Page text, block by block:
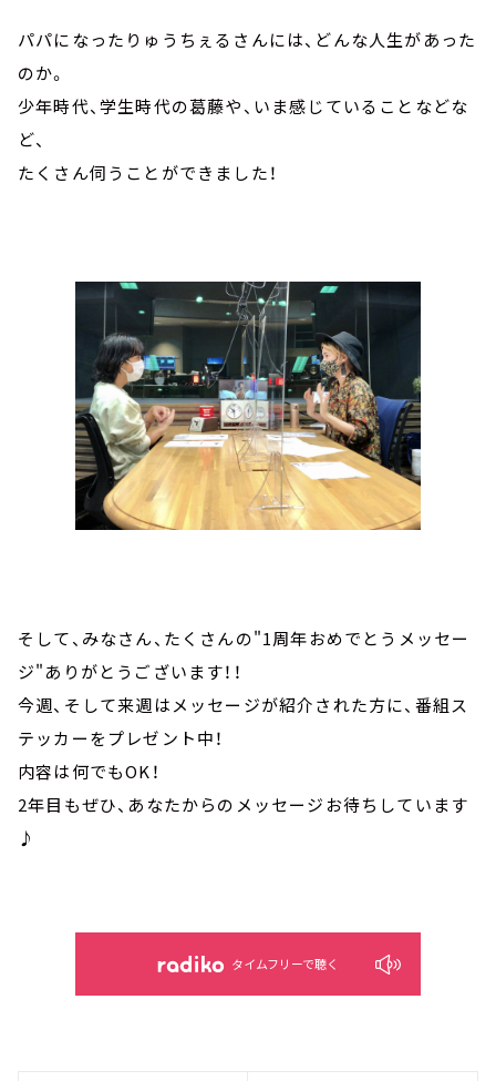
パパになったりゅうちぇるさんには、どんな人生があった
のか。
少年時代、学生時代の葛藤や、いま感じていることなどな
ど、
たくさん伺うことができました！
そして、みなさん、たくさんの"1周年おめでとうメッセー
ジ"ありがとうございます！！
今週、そして来週はメッセージが紹介された方に、番組ス
テッカーをプレゼント中！
内容は何でもOK！
2年目もぜひ、あなたからのメッセージお待ちしています
♪
タイムフリーで聴く